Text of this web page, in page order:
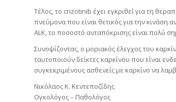
Τέλος, το crizotinib έχει εγκριθεί για τη
πνεύμονα που είναι θετικός για την
ALK, το ποσοστό ανταπόκρισης είναι πολύ
Συνοψίζοντας, ο μοριακός έλεγχος του
ταυτοποιούν δείκτες καρκίνου που είναι
συγκεκριμένους ασθενείς με καρκίνο να
Νικόλαος Κ. Κεντεποζίδης
Ογκολόγος – Παθολόγος